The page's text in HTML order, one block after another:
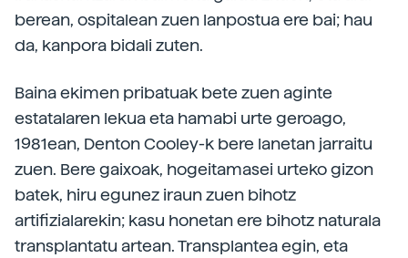
berean, ospitalean zuen lanpostua ere bai; hau
da, kanpora bidali zuten.
Baina ekimen pribatuak bete zuen aginte
estatalaren lekua eta hamabi urte geroago,
1981ean, Denton Cooley-k bere lanetan jarraitu
zuen. Bere gaixoak, hogeitamasei urteko gizon
batek, hiru egunez iraun zuen bihotz
artifizialarekin; kasu honetan ere bihotz naturala
transplantatu artean. Transplantea egin, eta